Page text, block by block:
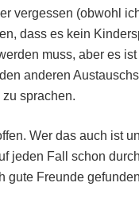
vergessen (obwohl
dass es kein
muss, aber es
anderen
sprachen.
Wer das auch ist
jeden Fall schon
gute Freunde